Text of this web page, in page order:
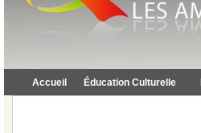
Accueil Éducation Culturelle